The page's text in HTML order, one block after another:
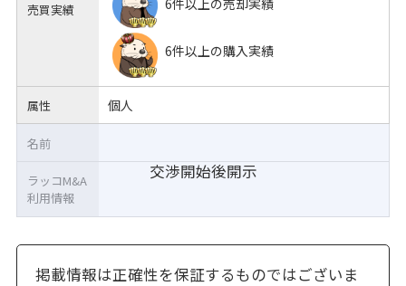
売買実績
6件以上の購入実績
属性 個人
交渉開始後開示
名前
ラッコM&A
利用情報
掲載情報は正確性を保証するものではございま